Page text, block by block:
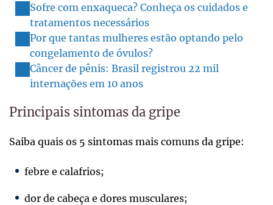
Sofre com enxaqueca? Conheça os cuidados e
tratamentos necessários
Por que tantas mulheres estão optando pelo
congelamento de óvulos?
Câncer de pênis: Brasil registrou 22 mil
internações em 10 anos
Principais sintomas da gripe
Saiba quais os 5 sintomas mais comuns da gripe:
febre e calafrios;
dor de cabeça e dores musculares;